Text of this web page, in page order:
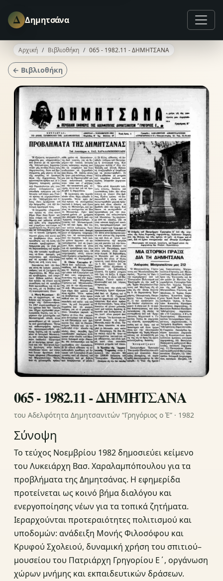
Δ Δημητσάνα
Αρχική Βιβλιοθήκη 065 - 1982.11 - ΔΗΜΗΤΣΑΝΑ
← Βιβλιοθήκη
065 - 1982.11 - ΔΗΜΗΤΣΑΝΑ
του Αδελφότητα Δημητσανιτών “Γρηγόριος ο Έ” · 1982
Σύνοψη
Το τεύχος Νοεμβρίου 1982 δημοσιεύει κείμενο
του Λυκειάρχη Βασ. Χαραλαμπόπουλου για τα
προβλήματα της Δημητσάνας. Η εφημερίδα
προτείνεται ως κοινό βήμα διαλόγου και
ενεργοποίησης νέων για τα τοπικά ζητήματα.
Ιεραρχούνται προτεραιότητες πολιτισμού και
υποδομών: ανάδειξη Μονής Φιλοσόφου και
Κρυφού Σχολειού, δυναμική χρήση του σπιτιού–
μουσείου του Πατριάρχη Γρηγορίου Ε΄, οργάνωση
χώρων μνήμης και εκπαιδευτικών δράσεων.